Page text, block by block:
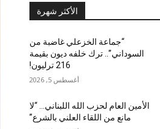
الأكثر شهرة
“جماعة الخزعلي غاضبة من
السوداني”.. ترك خلفه ديون بقيمة
216 ترليون!
أغسطس 5, 2026
الأمين العام لحزب الله اللبناني… “لا
مانع من اللقاء العلني بالشرع”